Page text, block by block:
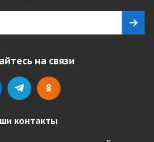
на связи
контакты